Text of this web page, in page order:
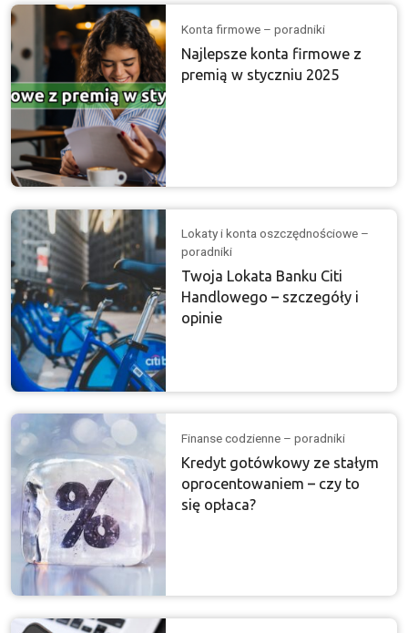
Konta firmowe – poradniki
Najlepsze konta firmowe z
premią w styczniu 2025
Lokaty i konta oszczędnościowe –
poradniki
Twoja Lokata Banku Citi
Handlowego – szczegóły i
opinie
Finanse codzienne – poradniki
Kredyt gotówkowy ze stałym
oprocentowaniem – czy to
się opłaca?